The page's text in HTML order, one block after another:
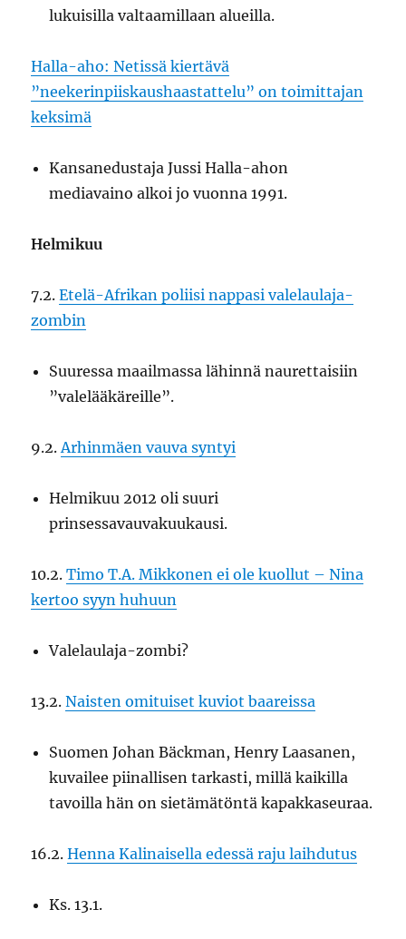
lukuisilla valtaamillaan alueilla.
Halla-aho: Netissä kiertävä
”neekerinpiiskaushaastattelu” on toimittajan
keksimä
Kansanedustaja Jussi Halla-ahon
mediavaino alkoi jo vuonna 1991.
Helmikuu
7.2.Etelä-Afrikan poliisi nappasi valelaulaja-
zombin
Suuressa maailmassa lähinnä naurettaisiin
”valelääkäreille”.
9.2.Arhinmäen vauva syntyi
Helmikuu 2012 oli suuri
prinsessavauvakuukausi.
10.2.Timo T.A. Mikkonen ei ole kuollut – Nina
kertoo syyn huhuun
Valelaulaja-zombi?
13.2.Naisten omituiset kuviot baareissa
Suomen Johan Bäckman, Henry Laasanen,
kuvailee piinallisen tarkasti, millä kaikilla
tavoilla hän on sietämätöntä kapakkaseuraa.
16.2.Henna Kalinaisella edessä raju laihdutus
Ks. 13.1.